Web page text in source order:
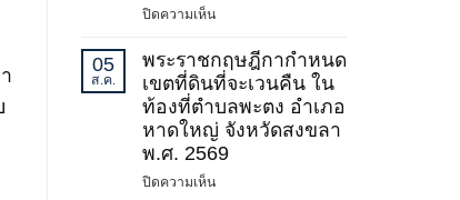
500
โวลต์
ชายแดน
(บริเวณ
จังหวัด
น่าน)
น่าน
ปิดความเห็นบน
สำนักงาน
คณะ
กำกับ
กิจการ
พลังงาน
เรื่อง
05
ส.ค.
พระราชกฤษฎีกากำหนด
เขตที่ดินที่จะเวนคืน ใน
ท้องที่ตำบลพะตง อำเภอ
หาดใหญ่ จังหวัดสงขลา
พ.ศ. 2569
ปิดความเห็นบน